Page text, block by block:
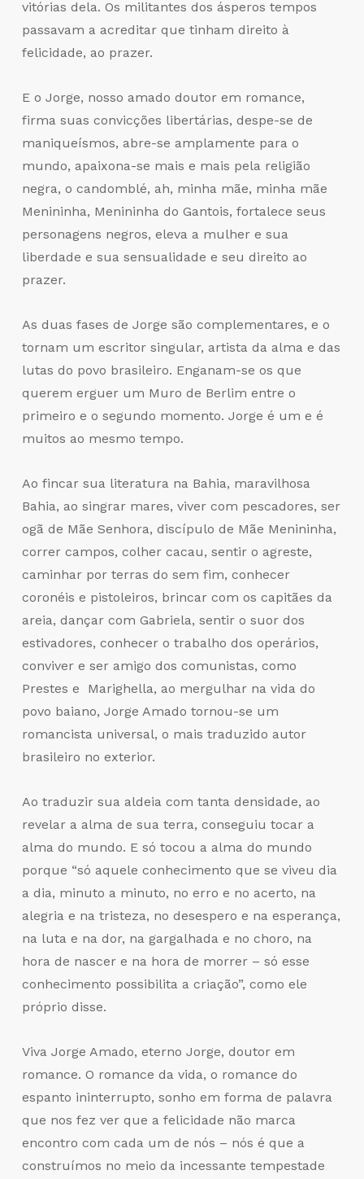
vitórias dela. Os militantes dos ásperos tempos
passavam a acreditar que tinham direito à
felicidade, ao prazer.
E o Jorge, nosso amado doutor em romance,
firma suas convicções libertárias, despe-se de
maniqueísmos, abre-se amplamente para o
mundo, apaixona-se mais e mais pela religião
negra, o candomblé, ah, minha mãe, minha mãe
Menininha, Menininha do Gantois, fortalece seus
personagens negros, eleva a mulher e sua
liberdade e sua sensualidade e seu direito ao
prazer.
As duas fases de Jorge são complementares, e o
tornam um escritor singular, artista da alma e das
lutas do povo brasileiro. Enganam-se os que
querem erguer um Muro de Berlim entre o
primeiro e o segundo momento. Jorge é um e é
muitos ao mesmo tempo.
Ao fincar sua literatura na Bahia, maravilhosa
Bahia, ao singrar mares, viver com pescadores, ser
ogã de Mãe Senhora, discípulo de Mãe Menininha,
correr campos, colher cacau, sentir o agreste,
caminhar por terras do sem fim, conhecer
coronéis e pistoleiros, brincar com os capitães da
areia, dançar com Gabriela, sentir o suor dos
estivadores, conhecer o trabalho dos operários,
conviver e ser amigo dos comunistas, como
Prestes e Marighella, ao mergulhar na vida do
povo baiano, Jorge Amado tornou-se um
romancista universal, o mais traduzido autor
brasileiro no exterior.
Ao traduzir sua aldeia com tanta densidade, ao
revelar a alma de sua terra, conseguiu tocar a
alma do mundo. E só tocou a alma do mundo
porque “só aquele conhecimento que se viveu dia
a dia, minuto a minuto, no erro e no acerto, na
alegria e na tristeza, no desespero e na esperança,
na luta e na dor, na gargalhada e no choro, na
hora de nascer e na hora de morrer – só esse
conhecimento possibilita a criação”, como ele
próprio disse.
Viva Jorge Amado, eterno Jorge, doutor em
romance. O romance da vida, o romance do
espanto ininterrupto, sonho em forma de palavra
que nos fez ver que a felicidade não marca
encontro com cada um de nós – nós é que a
construímos no meio da incessante tempestade